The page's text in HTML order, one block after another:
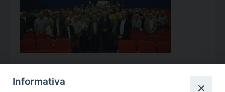
Informativa